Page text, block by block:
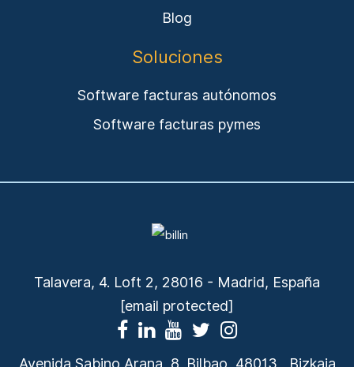
Blog
Soluciones
Software facturas autónomos
Software facturas pymes
Talavera, 4. Loft 2, 28016 - Madrid, España
[email protected]
Avenida Sabino Arana, 8, Bilbao, 48013 , Bizkaia